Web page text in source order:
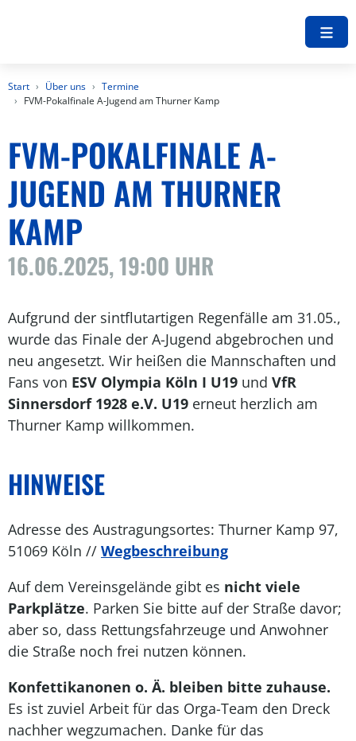
Start Über uns
Termine
FVM-Pokalfinale A-Jugend am Thurner Kamp
FVM-POKALFINALE A-
JUGEND AM THURNER
KAMP
16.06.2025, 19:00 UHR
Aufgrund der sintflutartigen Regenfälle am 31.05.,
wurde das Finale der A-Jugend abgebrochen und
neu angesetzt. Wir heißen die Mannschaften und
Fans von ESV Olympia Köln I U19 und VfR
Sinnersdorf 1928 e.V. U19 erneut herzlich am
Thurner Kamp willkommen.
HINWEISE
Adresse des Austragungsortes: Thurner Kamp 97,
51069 Köln // Wegbeschreibung
Auf dem Vereinsgelände gibt es nicht viele
Parkplätze. Parken Sie bitte auf der Straße davor;
aber so, dass Rettungsfahrzeuge und Anwohner
die Straße noch frei nutzen können.
Konfettikanonen o. Ä. bleiben bitte zuhause.
Es ist zuviel Arbeit für das Orga-Team den Dreck
nachher wegzumachen. Danke für das